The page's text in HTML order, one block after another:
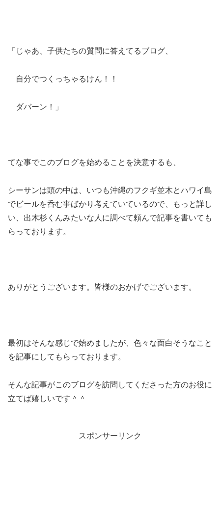
「じゃあ、子供たちの質問に答えてるブログ、
自分でつくっちゃるけん！！
ダバーン！」
てな事でこのブログを始めることを決意するも、
シーサンは頭の中は、いつも沖縄のフクギ並木とハワイ島
でビールを呑む事ばかり考えていているので、もっと詳し
い、出木杉くんみたいな人に調べて頼んで記事を書いても
らっております。
ありがとうございます。皆様のおかげでございます。
最初はそんな感じで始めましたが、色々な面白そうなこと
を記事にしてもらっております。
そんな記事がこのブログを訪問してくださった方のお役に
立てば嬉しいです＾＾
スポンサーリンク